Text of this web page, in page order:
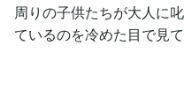
周りの子供たちが大人に
ているのを冷めた目で見